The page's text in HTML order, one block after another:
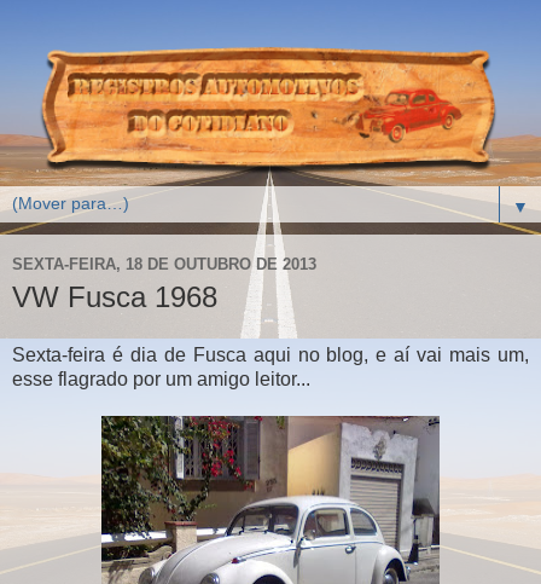
▼
SEXTA-FEIRA, 18 DE OUTUBRO DE 2013
VW Fusca 1968
Sexta-feira é dia de Fusca aqui no blog, e aí vai mais um,
esse flagrado por um amigo leitor...